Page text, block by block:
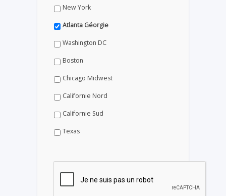
New York
Atlanta Géorgie
Washington DC
Boston
Chicago Midwest
Californie Nord
Californie Sud
Texas